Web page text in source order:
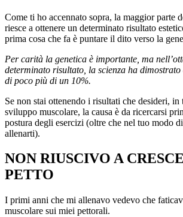
Come ti ho accennato sopra, la maggior parte
riesce a ottenere un determinato risultato
prima cosa che fa è puntare il dito verso la
Per carità la genetica è importante, ma
determinato risultato, la scienza ha dimostrato
di poco più di un 10%.
Se non stai ottenendo i risultati che desideri,
sviluppo muscolare, la causa è da ricercarsi
postura degli esercizi (oltre che nel tuo modo
allenarti).
NON RIUSCIVO A
PETTO
I primi anni che mi allenavo vedevo che
muscolare sui miei pettorali.